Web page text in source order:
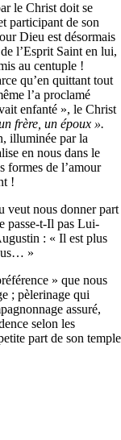
le Christ doit se
participant de son
Dieu est désormais
l’Esprit Saint en lui,
au centuple !
qu’en quittant tout
l’a proclamé
enfanté », le Christ
frère, un époux ».
illuminée par la
en nous dans le
formes de l’amour
!
veut nous donner part
passe-t-Il pas Lui-
: « Il est plus
»
» que nous
; pèlerinage qui
assuré,
selon les
part de son temple